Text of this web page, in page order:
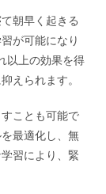
朝早く起きる
が可能になり
以上の効果を得
えられます。
ことも可能で
最適化し、無
習により、緊